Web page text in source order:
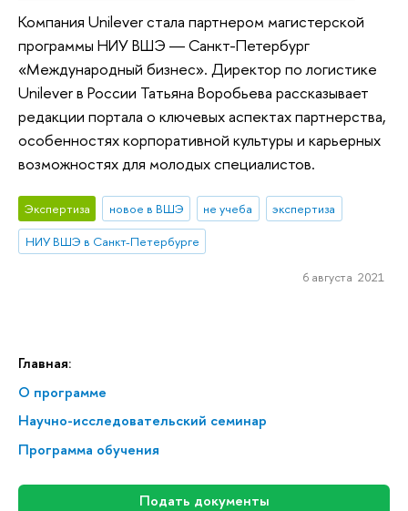
Главная:
О программе
Научно-исследовательский семинар
Программа обучения
Подать документы
Компания Unilever стала партнером магистерской
программы НИУ ВШЭ ― Санкт-Петербург
«Международный бизнес». Директор по логистике
Unilever в России Татьяна Воробьева рассказывает
редакции портала о ключевых аспектах партнерства,
особенностях корпоративной культуры и карьерных
возможностях для молодых специалистов.
Экспертиза новое в ВШЭ не учеба
экспертиза
НИУ ВШЭ в Санкт-Петербурге
6 августа 2021